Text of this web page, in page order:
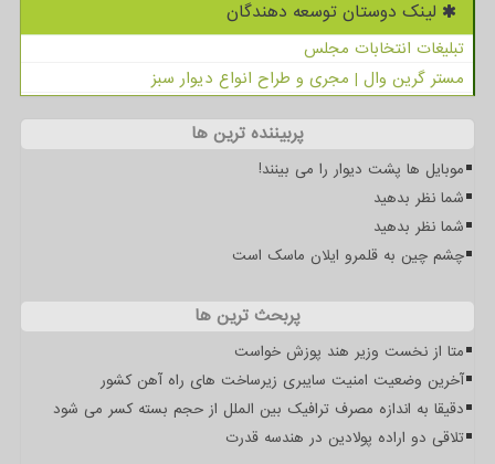
لینک دوستان توسعه دهندگان
تبلیغات انتخابات مجلس
مستر گرین وال | مجری و طراح انواع دیوار سبز
پربیننده ترین ها
موبایل ها پشت دیوار را می بینند!
شما نظر بدهید
شما نظر بدهید
چشم چین به قلمرو ایلان ماسک است
پربحث ترین ها
متا از نخست وزیر هند پوزش خواست
آخرین وضعیت امنیت سایبری زیرساخت های راه آهن کشور
دقیقا به اندازه مصرف ترافیک بین الملل از حجم بسته کسر می شود
تلاقی دو اراده پولادین در هندسه قدرت